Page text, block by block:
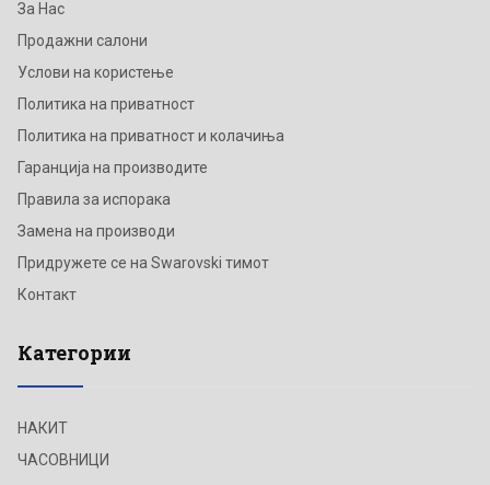
За Нас
Продажни салони
Услови на користење
Политика на приватност
Политика на приватност и колачиња
Гаранција на производите
Правила за испорака
Замена на производи
Придружете се на Swarovski тимот
Контакт
Категории
НАКИТ
ЧАСОВНИЦИ